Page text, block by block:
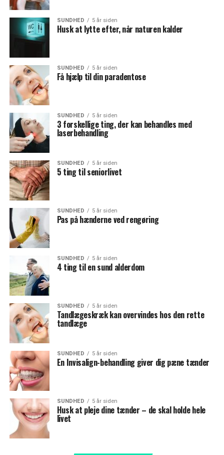
SUNDHED 5 år siden
Husk at lytte efter, når naturen kalder
SUNDHED 5 år siden
Få hjælp til din paradentose
SUNDHED 5 år siden
3 forskellige ting, der kan behandles med
laserbehandling
SUNDHED 5 år siden
5 ting til seniorlivet
SUNDHED 5 år siden
Pas på hænderne ved rengøring
SUNDHED 5 år siden
4 ting til en sund alderdom
SUNDHED 5 år siden
Tandlægeskræk kan overvindes hos den rette
tandlæge
SUNDHED 5 år siden
En Invisalign-behandling giver dig pæne tænder
SUNDHED 5 år siden
Husk at pleje dine tænder – de skal holde hele
livet